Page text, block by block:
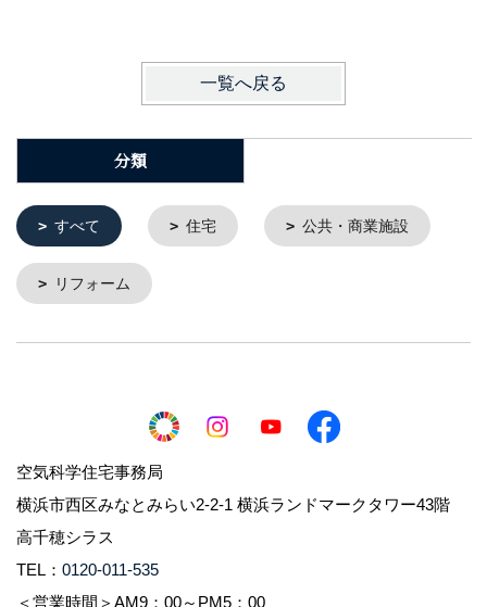
一覧へ戻る
分類
すべて 住宅 公共・商業施設
リフォーム
空気科学住宅事務局
横浜市西区みなとみらい2-2-1 横浜ランドマークタワー43階
高千穂シラス
TEL： 0120-011-535
＜営業時間＞AM9：00～PM5：00